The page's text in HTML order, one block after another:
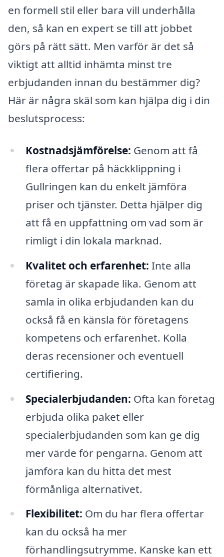
en formell stil eller bara vill underhålla
den, så kan en expert se till att jobbet
görs på rätt sätt. Men varför är det så
viktigt att alltid inhämta minst tre
erbjudanden innan du bestämmer dig?
Här är några skäl som kan hjälpa dig i din
beslutsprocess:
Kostnadsjämförelse: Genom att få
flera offertar på häckklippning i
Gullringen kan du enkelt jämföra
priser och tjänster. Detta hjälper dig
att få en uppfattning om vad som är
rimligt i din lokala marknad.
Kvalitet och erfarenhet: Inte alla
företag är skapade lika. Genom att
samla in olika erbjudanden kan du
också få en känsla för företagens
kompetens och erfarenhet. Kolla
deras recensioner och eventuell
certifiering.
Specialerbjudanden: Ofta kan företag
erbjuda olika paket eller
specialerbjudanden som kan ge dig
mer värde för pengarna. Genom att
jämföra kan du hitta det mest
förmånliga alternativet.
Flexibilitet: Om du har flera offertar
kan du också ha mer
förhandlingsutrymme. Kanske kan ett